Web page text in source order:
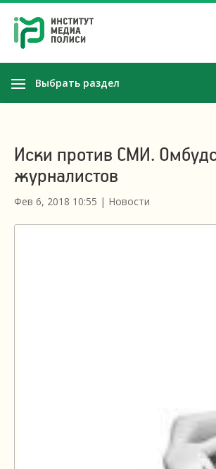
Выбрать раздел
Иски против СМИ.
журналистов
Фев 6, 2018 10:55 | Новости